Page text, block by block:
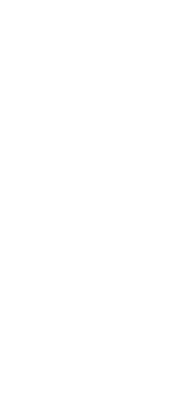
(0)